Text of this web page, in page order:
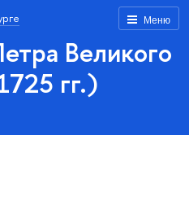
Меню
Великого
гг.)